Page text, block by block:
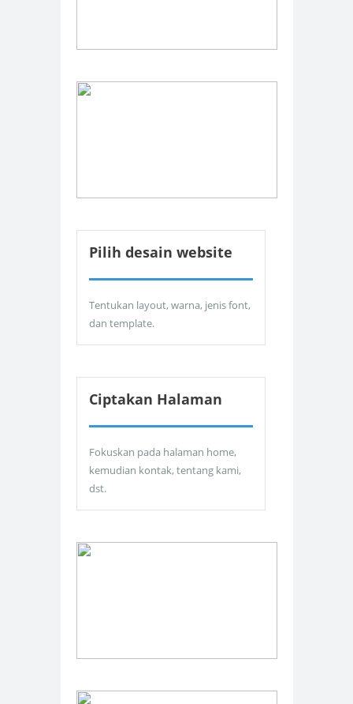
Pilih desain website
Tentukan layout, warna, jenis font,
dan template.
Ciptakan Halaman
Fokuskan pada halaman home,
kemudian kontak, tentang kami,
dst.